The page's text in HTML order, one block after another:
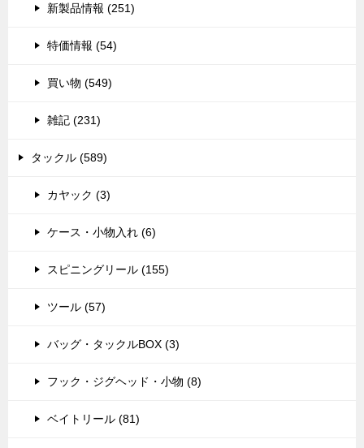
新製品情報 (251)
特価情報 (54)
買い物 (549)
雑記 (231)
タックル (589)
カヤック (3)
ケース・小物入れ (6)
スピニングリール (155)
ツール (57)
バッグ・タックルBOX (3)
フック・ジグヘッド・小物 (8)
ベイトリール (81)